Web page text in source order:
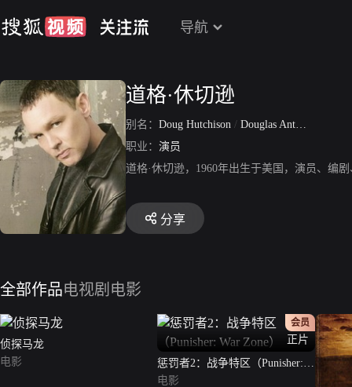
导航
道格·休切逊
别名： Doug Hutchison / Douglas Anthony Hutchison
职业： 演员
道格·休切逊，1960年出生于美国，演员、编
分享
全部作品电视剧 电影
侦探马龙
电影
正片
会员
惩罚者2：战争特区（Punisher:
War Zone）
电影